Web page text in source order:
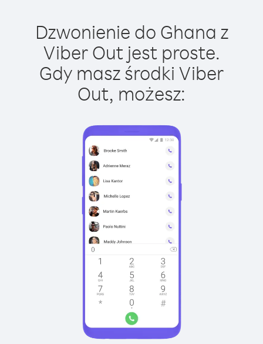
Dzwonienie do Ghana z
Viber Out jest proste.
Gdy masz środki Viber
Out, możesz: